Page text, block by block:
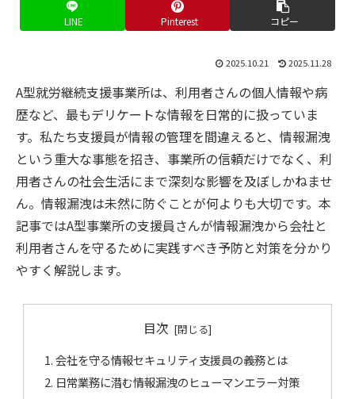
LINE Pinterest コピー
2025.10.21 2025.11.28
A型就労継続支援事業所は、利用者さんの個人情報や病
歴など、最もデリケートな情報を日常的に扱っていま
す。私たち支援員が情報の管理を間違えると、情報漏洩
という重大な事態を招き、事業所の信頼だけでなく、利
用者さんの社会生活にまで深刻な影響を及ぼしかねませ
ん。情報漏洩は未然に防ぐことが何よりも大切です。本
記事ではA型事業所の支援員さんが情報漏洩から会社と
利用者さんを守るために実践すべき予防と対策を分かり
やすく解説します。
目次
会社を守る情報セキュリティ支援員の義務とは
日常業務に潜む情報漏洩のヒューマンエラー対策